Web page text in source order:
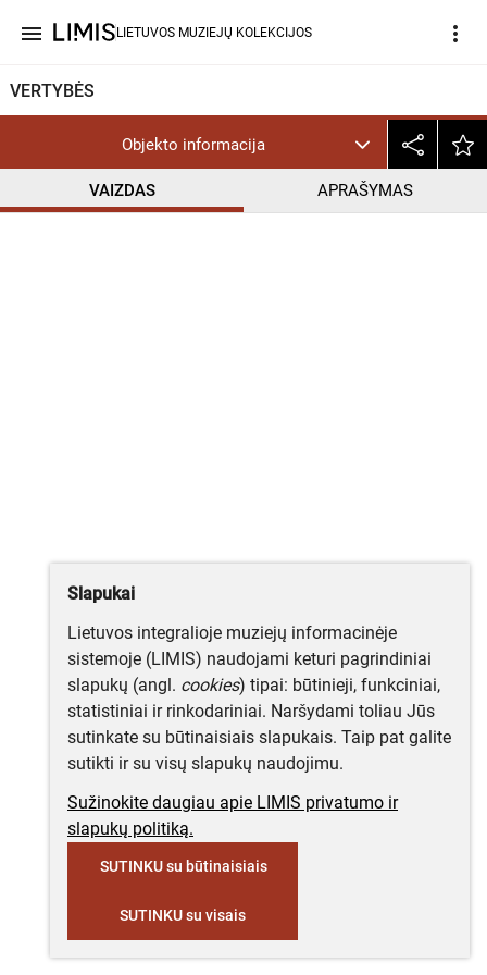
menu LIETUVOS MUZIEJŲ KOLEKCIJOS more_vert
VERTYBĖS
Objekto informacija
VAIZDAS APRAŠYMAS
Slapukai
Lietuvos integralioje muziejų informacinėje
sistemoje (LIMIS) naudojami keturi pagrindiniai
slapukų (angl. cookies) tipai: būtinieji, funkciniai,
statistiniai ir rinkodariniai. Naršydami toliau Jūs
sutinkate su būtinaisiais slapukais. Taip pat galite
sutikti ir su visų slapukų naudojimu.
Sužinokite daugiau apie LIMIS privatumo ir
slapukų politiką.
SUTINKU su būtinaisiais
SUTINKU su visais